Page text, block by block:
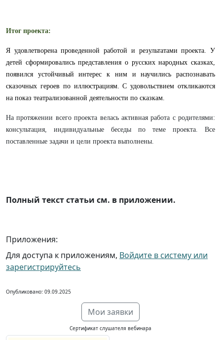
Итог проекта:
Я удовлетворена проведенной работой и результатами проекта. У
детей сформировались представления о русских народных сказках,
появился устойчивый интерес к ним и научились распознавать
сказочных героев по иллюстрациям. С удовольствием откликаются
на показ театрализованной деятельности по сказкам.
На протяжении всего проекта велась активная работа с родителями:
консультация, индивидуальные беседы по теме проекта. Все
поставленные задачи и цели проекта выполнены.
Полный текст статьи см. в приложении.
Приложения:
Для доступа к приложениям, Войдите в систему или
зарегистрируйтесь
Опубликовано: 09.09.2025
Мои заявки
Сертификат слушателя вебинара